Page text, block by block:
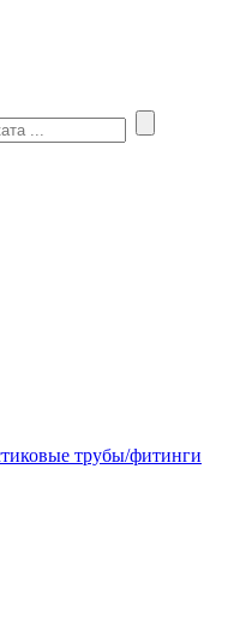
трубы/фитинги